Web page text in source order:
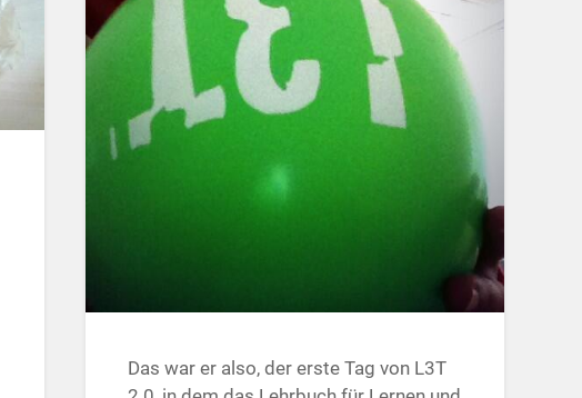
Das war er also, der erste Tag von L3T